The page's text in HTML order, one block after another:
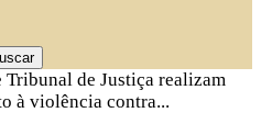
Tribunal de Justiça realizam
à violência contra...